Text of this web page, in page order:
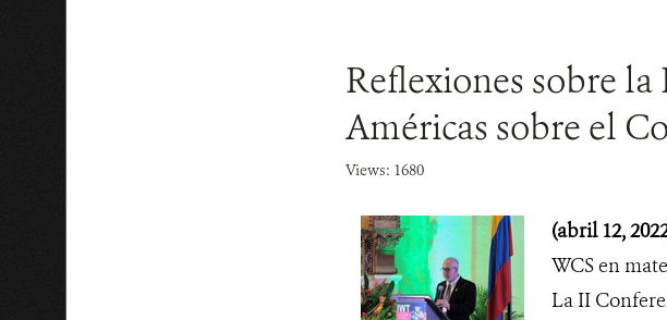
Reflexiones sobre
Américas sobre el
Views: 1680
(abril 12,
WCS en
La II